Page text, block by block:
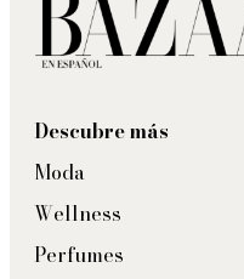
Descubre más
Moda
Wellness
Perfumes